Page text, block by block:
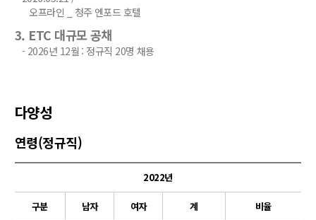
오프라인 _ 청주 엔포드 호텔
3. ETC 대규모 공채
- 2026년 12월 : 정규직 20명 채용
다양성
연령(정규직)
2022년
구분 남자 여자 계 비율